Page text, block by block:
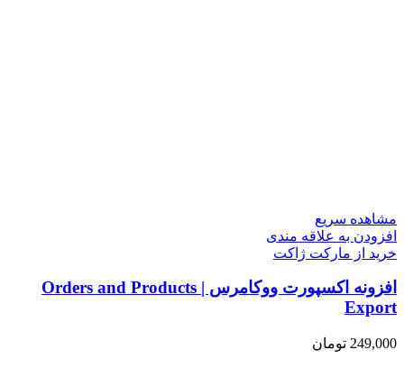
مشاهده سریع
افزودن به علاقه مندی
خرید از مارکت ژاکت
افزونه اکسپورت ووکامرس | Orders and Products
Export
249,000 تومان